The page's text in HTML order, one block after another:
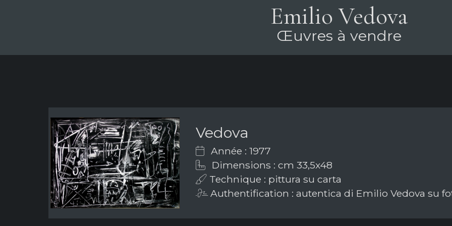
Emilio Vedova
Œuvres à vendre
Vedova
Année : 1977
Dimensions : cm 33,5x48
Technique : pittura su carta
Authentification : autentica di Emilio Vedova su